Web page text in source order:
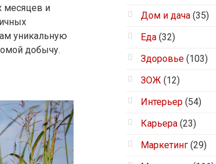
месяцев и
уникальную
добычу.
Дом и дача (35)
Еда (32)
Здоровье (103)
ЗОЖ (12)
Интерьер (54)
Карьера (23)
Маркетинг (29)